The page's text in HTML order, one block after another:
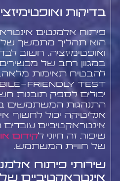
בדיקות
פיתוח אלמנטים
הוא תהליך מתמשך של
ואופטימיזציה. חשוב
במגוון רחב של
להבטיח תאימות מלאה.
Friendly Test
יכולים לספק תובנות
התנהגות המשתמשים
אנליטיקה יכול לחשוף
אינטראקטיביים עובדים
שיפור. זה חיוני לקידום
של חוויית המשתמש.
שירותי פיתוח
אינטראקטיביים